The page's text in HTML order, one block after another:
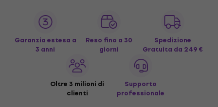
Garanzia estesa a
3 anni
Reso fino a 30
giorni
Spedizione
Gratuita da 249 €
Oltre 3 milioni di
clienti
Supporto
professionale